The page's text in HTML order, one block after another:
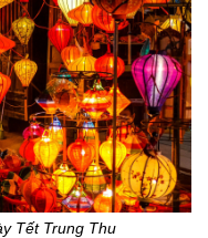
Tết Trung Thu